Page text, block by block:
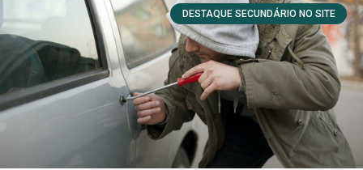
DESTAQUE SECUNDÁRIO NO SITE